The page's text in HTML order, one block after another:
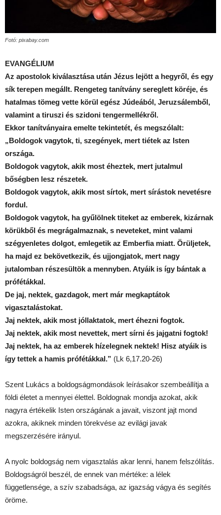
Fotó: pixabay.com
EVANGÉLIUM
Az apostolok kiválasztása után Jézus lejött a hegyről, és egy
sík terepen megállt. Rengeteg tanítvány sereglett köréje, és
hatalmas tömeg vette körül egész Júdeából, Jeruzsálemből,
valamint a tiruszi és szidoni tengermellékről.
Ekkor tanítványaira emelte tekintetét, és megszólalt:
„Boldogok vagytok, ti, szegények, mert tiétek az Isten
országa.
Boldogok vagytok, akik most éheztek, mert jutalmul
bőségben lesz részetek.
Boldogok vagytok, akik most sírtok, mert sírástok nevetésre
fordul.
Boldogok vagytok, ha gyűlölnek titeket az emberek, kizárnak
körükből és megrágalmaznak, s neveteket, mint valami
szégyenletes dolgot, emlegetik az Emberfia miatt. Örüljetek,
ha majd ez bekövetkezik, és ujjongjatok, mert nagy
jutalomban részesültök a mennyben. Atyáik is így bántak a
prófétákkal.
De jaj, nektek, gazdagok, mert már megkaptátok
vigasztalástokat.
Jaj nektek, akik most jóllaktatok, mert éhezni fogtok.
Jaj nektek, akik most nevettek, mert sírni és jajgatni fogtok!
Jaj nektek, ha az emberek hízelegnek nektek! Hisz atyáik is
így tettek a hamis prófétákkal.” (Lk 6,17.20-26)
Szent Lukács a boldogságmondások leírásakor szembeállítja a
földi életet a mennyei élettel. Boldognak mondja azokat, akik
nagyra értékelik Isten országának a javait, viszont jajt mond
azokra, akiknek minden törekvése az evilági javak
megszerzésére irányul.
A nyolc boldogság nem vigasztalás akar lenni, hanem felszólítás.
Boldogságról beszél, de ennek van mértéke: a lélek
függetlensége, a szív szabadsága, az igazság vágya és segítés
öröme.